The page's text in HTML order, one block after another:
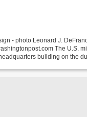
- photo Leonard J.
The U.S.
building on the